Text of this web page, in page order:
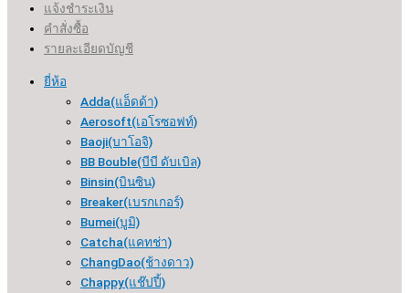
แจ้งชำระเงิน
คำสั่งซื้อ
รายละเอียดบัญชี
ยี่ห้อ
Adda(แอ็ดด้า)
Aerosoft(เอโรซอฟท์)
Baoji(บาโอจิ)
BB Bouble(บีบี ดับเบิล)
Binsin(บินซิน)
Breaker(เบรกเกอร์​)
Bumei(บูมิ)
Catcha(แคทช่า)
ChangDao(ช้างดาว)
Chappy(แช๊ปปี้)